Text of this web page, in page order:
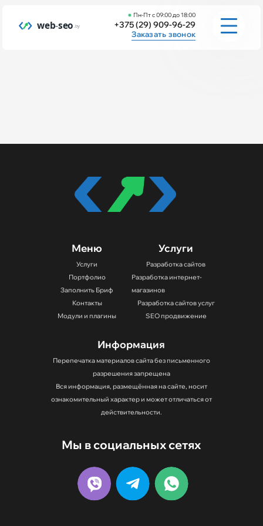
Пн-Пт с 09:00 до 18:00
+375 (29) 909-96-29
Заказать звонок
Заполнить бриф
Модули / Плагины
Контакты
Мы в социальных сетях
Меню
Услуги
Портфолио
Заполнить Бриф
Контакты
Модули и плагины
Услуги
Разработка сайтов
Разработка интернет-
магазинов
Разработка сайтов услуг
SEO продвижение
Информация
Перепечатка материалов сайта без письменного
разрешения запрещена
Вся информация, размещённая на сайте, носит
ознакомительный характер и может отличаться от
действительности.
Отправить заявку